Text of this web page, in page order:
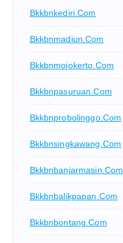
Bkkbnkediri.com
Bkkbnmadiun.com
Bkkbnmojokerto.com
Bkkbnpasuruan.com
Bkkbnprobolinggo.com
Bkkbnsingkawang.com
Bkkbnbanjarmasin.com
Bkkbnbalikpapan.com
Bkkbnbontang.com